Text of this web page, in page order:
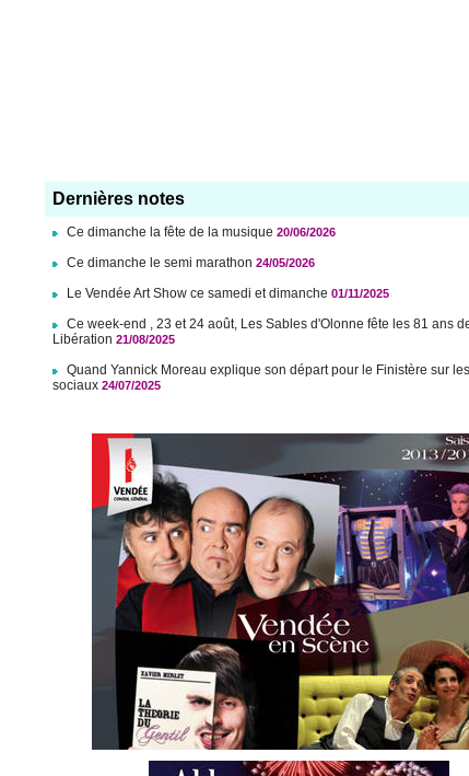
Dernières notes
Ce dimanche la fête de la musique 20/06/2026
Ce dimanche le semi marathon24/05/2026
Le Vendée Art Show ce samedi et dimanche 01/11/2025
Ce week-end , 23 et 24 août, Les Sables d'Olonne fête les 81 ans
Libération21/08/2025
Quand Yannick Moreau explique son départ pour le Finistère sur
sociaux 24/07/2025